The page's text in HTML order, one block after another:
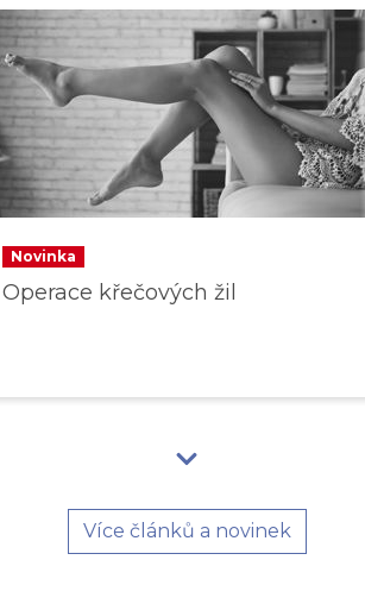
Novinka
Operace křečových žil
Více článků a novinek